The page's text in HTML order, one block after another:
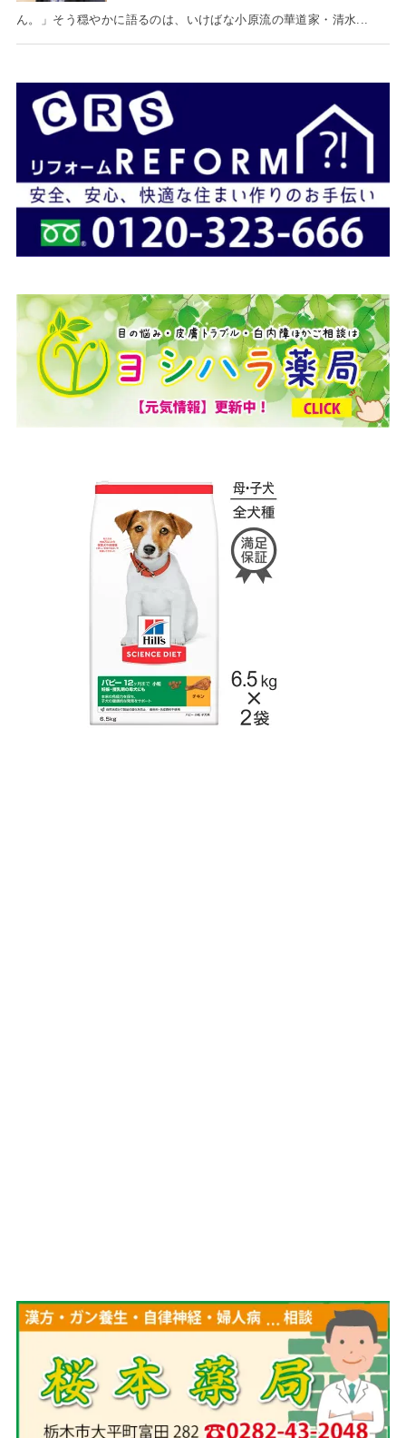
ん。」そう穏やかに語るのは、いけばな小原流の華道家・清水...